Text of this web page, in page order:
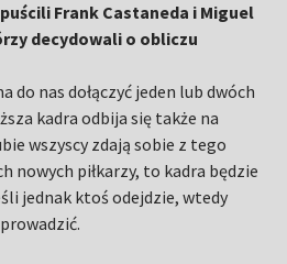
Frank Castaneda i Miguel
decydowali o obliczu
do nas dołączyć jeden lub dwóch
kadra odbija się także na
wszyscy zdają sobie z tego
nowych piłkarzy, to kadra będzie
jednak ktoś odejdzie, wtedy